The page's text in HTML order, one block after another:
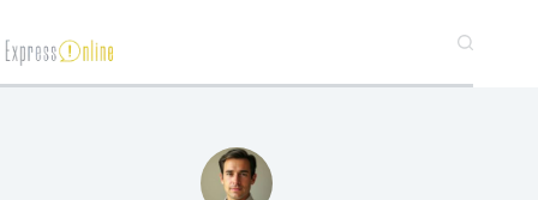
treści